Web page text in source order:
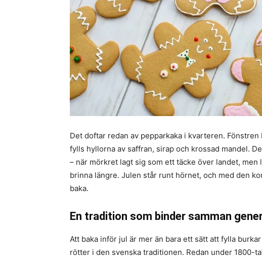
Det doftar redan av pepparkaka i kvarteren.
fylls hyllorna av saffran, sirap och krossad mandel.
– när mörkret lagt sig som ett täcke över landet,
brinna längre. Julen står runt hörnet, och med den
baka.
En tradition som binder samman
Att baka inför jul är mer än bara ett sätt att fylla
rötter i den svenska traditionen. Redan under 1800-